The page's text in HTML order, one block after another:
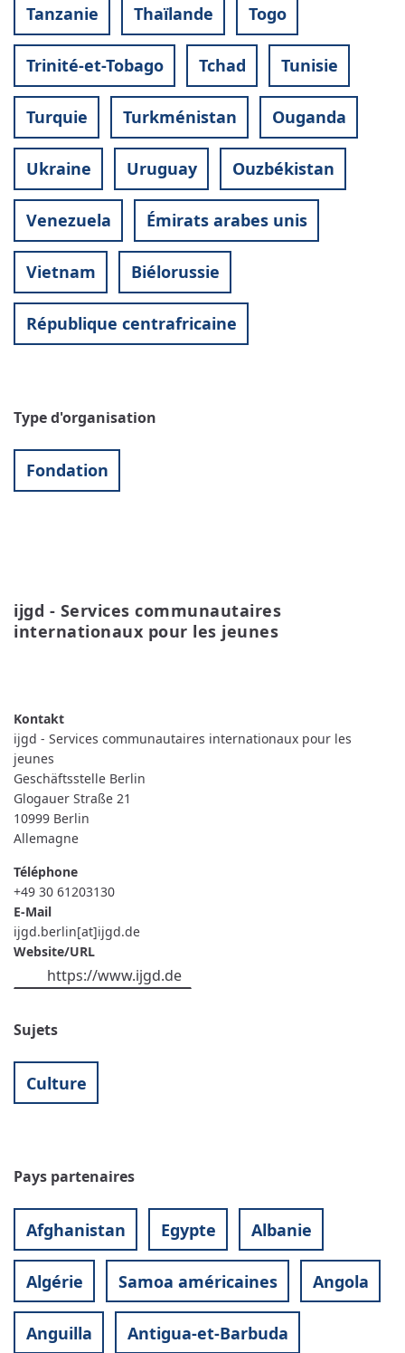
Tanzanie Thaïlande Togo
Trinité-et-Tobago Tchad Tunisie
Turquie Turkménistan Ouganda
Ukraine Uruguay Ouzbékistan
Venezuela Émirats arabes unis
Vietnam Biélorussie
République centrafricaine
Type d'organisation
Fondation
ijgd - Services communautaires
internationaux pour les jeunes
COMMUNAUTAIRES
INTERNATIONAUX
JEUNES
ijgd - Services communautaires internationaux pour les
jeunes
Geschäftsstelle Berlin
Glogauer Straße 21
10999 Berlin
Allemagne
Téléphone
+49 30 61203130
E-Mail
ijgd.berlin[at]ijgd.de
Website/URL
https://www.ijgd.de
Sujets
Culture
Pays partenaires
Afghanistan Egypte Albanie
Algérie Samoa américaines Angola
Anguilla Antigua-et-Barbuda